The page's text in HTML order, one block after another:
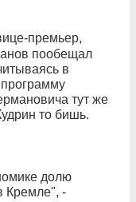
премьер,
пообещал
в
тут же
то бишь.
долю
Кремле", -